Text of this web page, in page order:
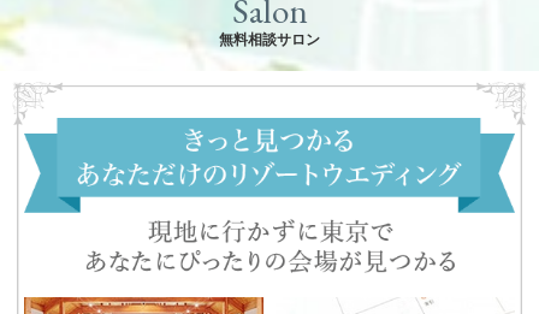
Salon
無料相談サロン